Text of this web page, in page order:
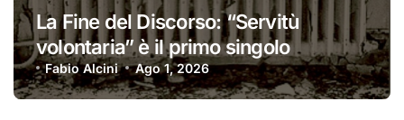
La Fine del Discorso: “Servitù
volontaria” è il primo singolo
Fabio Alcini Ago 1, 2026